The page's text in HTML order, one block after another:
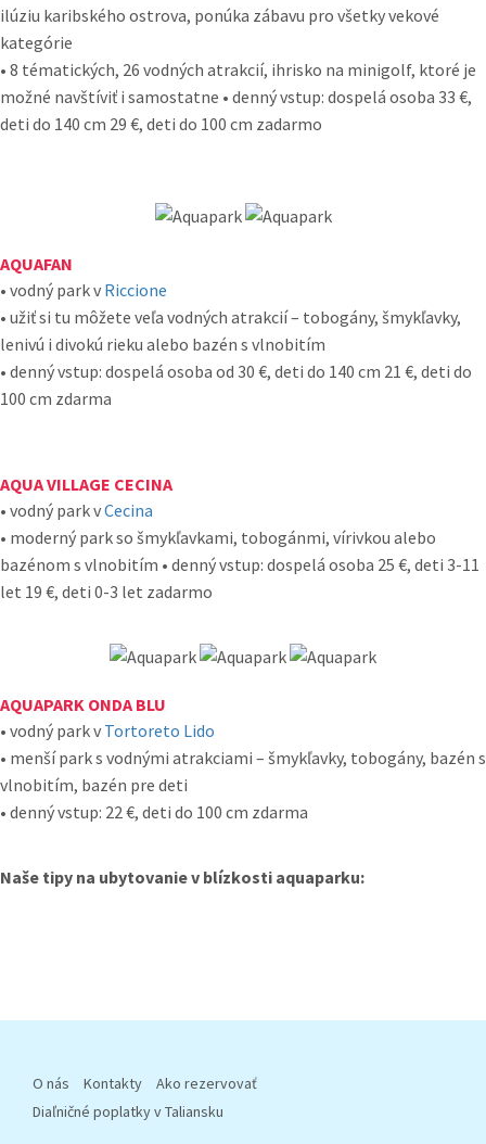
ilúziu karibského ostrova, ponúka zábavu pro všetky vekové
kategórie
• 8 tématických, 26 vodných atrakcií, ihrisko na minigolf, ktoré je
možné navštíviť i samostatne • denný vstup: dospelá osoba 33 €,
deti do 140 cm 29 €, deti do 100 cm zadarmo
AQUAFAN
• vodný park v Riccione
• užiť si tu môžete veľa vodných atrakcií – tobogány, šmykľavky,
lenivú i divokú rieku alebo bazén s vlnobitím
• denný vstup: dospelá osoba od 30 €, deti do 140 cm 21 €, deti do
100 cm zdarma
AQUA VILLAGE CECINA
• vodný park vCecina
• moderný park so šmykľavkami, tobogánmi, vírivkou alebo
bazénom s vlnobitím • denný vstup: dospelá osoba 25 €, deti 3-11
let 19 €, deti 0-3 let zadarmo
AQUAPARK ONDA BLU
• vodný park v Tortoreto Lido
• menší park s vodnými atrakciami – šmykľavky, tobogány, bazén s
vlnobitím, bazén pre deti
• denný vstup: 22 €, deti do 100 cm zdarma
Naše tipy na ubytovanie v blízkosti aquaparku:
O nás Kontakty
Ako rezervovať
Diaľničné poplatky v Taliansku